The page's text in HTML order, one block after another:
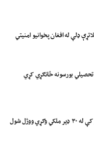
ډلې له افغان پخوانیو امنیتي
تحصیلي بورسونه ځانګړي کړي
ووژل شول